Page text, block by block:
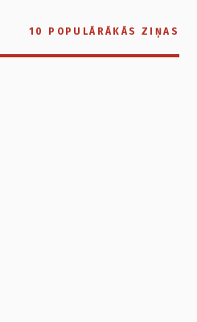
10 POPULĀRĀKĀS ZIŅAS